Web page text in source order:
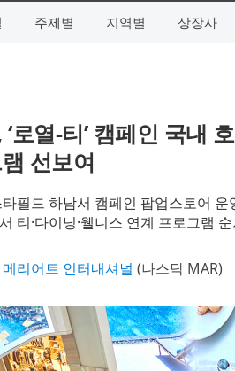
주제별 지역별 상장사
로열-티’ 캠페인 국내
선보여
필드 하남서 캠페인 팝업스토어
티·다이닝·웰니스 연계 프로그램
메리어트 인터내셔널 (나스닥 MAR)